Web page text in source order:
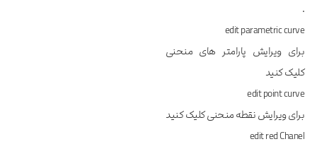
.
edit parametric curve
برای ویرایش پارامتر های منحنی
کلیک کنید
edit point curve
برای ویرایش نقطه منحنی کلیک کنید
edit red Chanel